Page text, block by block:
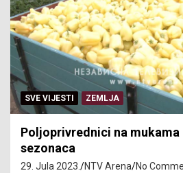
SVE VIJESTI ZEMLJA
Poljoprivrednici na
sezonaca
29. Jula 2023. NTV Arena No